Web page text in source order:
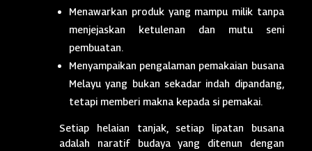
Menawarkan produk yang mampu milik tanpa
menjejaskan ketulenan dan mutu seni
pembuatan.
Menyampaikan pengalaman pemakaian busana
Melayu yang bukan sekadar indah dipandang,
tetapi memberi makna kepada si pemakai.
Setiap helaian tanjak, setiap lipatan busana
adalah naratif budaya yang ditenun dengan